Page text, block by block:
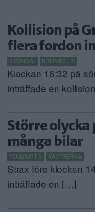
Kollision på
flera fordon
GRÖNDAL POLISNOTIS
Klockan 16:32 på
inträffade en
Större olycka
många bilar
POLISNOTIS VÄSTBERGA
Strax före klockan
inträffade en […]